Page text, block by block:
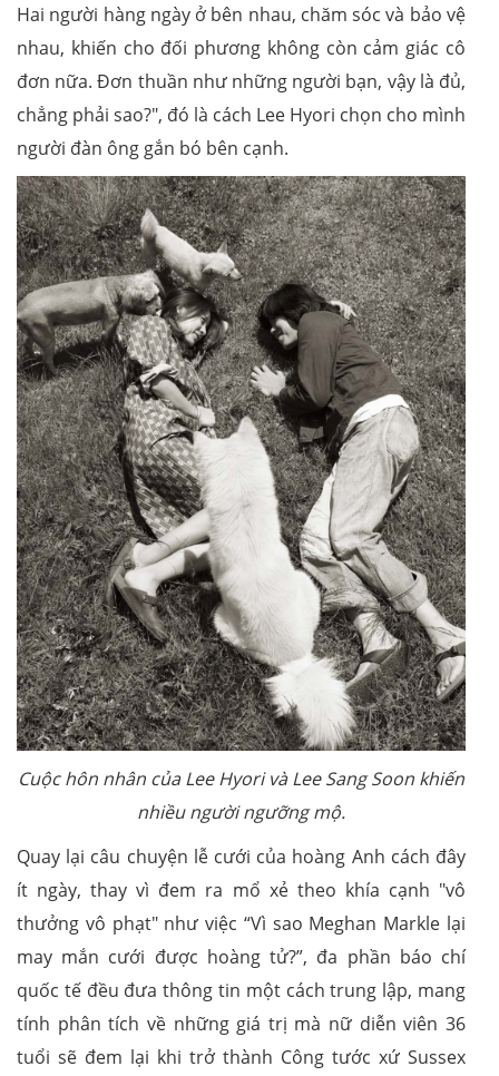
Hai người hàng ngày ở bên nhau, chăm sóc và bảo vệ
nhau, khiến cho đối phương không còn cảm giác cô
đơn nữa. Đơn thuần như những người bạn, vậy là đủ,
chẳng phải sao?", đó là cách Lee Hyori chọn cho mình
người đàn ông gắn bó bên cạnh.
Cuộc hôn nhân của Lee Hyori và Lee Sang Soon khiến
nhiều người ngưỡng mộ.
Quay lại câu chuyện lễ cưới của hoàng Anh cách đây
ít ngày, thay vì đem ra mổ xẻ theo khía cạnh "vô
thưởng vô phạt" như việc “Vì sao Meghan Markle lại
may mắn cưới được hoàng tử?”, đa phần báo chí
quốc tế đều đưa thông tin một cách trung lập, mang
tính phân tích về những giá trị mà nữ diễn viên 36
tuổi sẽ đem lại khi trở thành Công tước xứ Sussex